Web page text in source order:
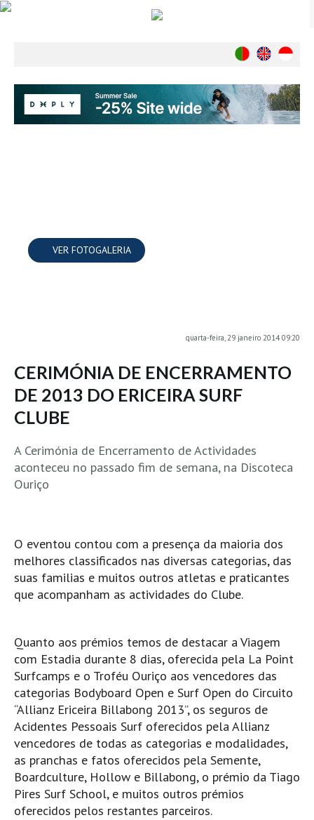
Ambiente
Exclusivos
Agenda de Eventos
Vila Praia de Âncora HD
Viana do Castelo HD
Viana Pontão HD
GRANDE PORTO
Aguçadoura HD
Azurara HD
Praia de Árvore - Areal HD
Mindelo
Pedras do Corgo - Melanina HD
Cabo do Mundo HD
Leça - L'Kodak (Aterro) HD
Leça da Palmeira HD
Leça da Palmeira bar Oscar HD
Matosinhos HD
Matosinhos - Vagas Bar HD
Cabedelo do Porto
Espinho HD
VER FOTOGALERIA
quarta-feira, 29 janeiro 2014 09:20
CERIMÓNIA DE ENCERRAMENTO
DE 2013 DO ERICEIRA SURF
CLUBE
A Cerimónia de Encerramento de Actividades
aconteceu no passado fim de semana, na Discoteca
Ouriço
O eventou contou com a presença da maioria dos
melhores classificados nas diversas categorias, das
suas familias e muitos outros atletas e praticantes
que acompanham as actividades do Clube.
Quanto aos prémios temos de destacar a Viagem
com Estadia durante 8 dias, oferecida pela La Point
Surfcamps e o Troféu Ouriço aos vencedores das
categorias Bodyboard Open e Surf Open do Circuito
“Allianz Ericeira Billabong 2013”, os seguros de
Acidentes Pessoais Surf oferecidos pela Allianz
vencedores de todas as categorias e modalidades,
as pranchas e fatos oferecidos pela Semente,
Boardculture, Hollow e Billabong, o prémio da Tiago
Pires Surf School, e muitos outros prémios
oferecidos pelos restantes parceiros.